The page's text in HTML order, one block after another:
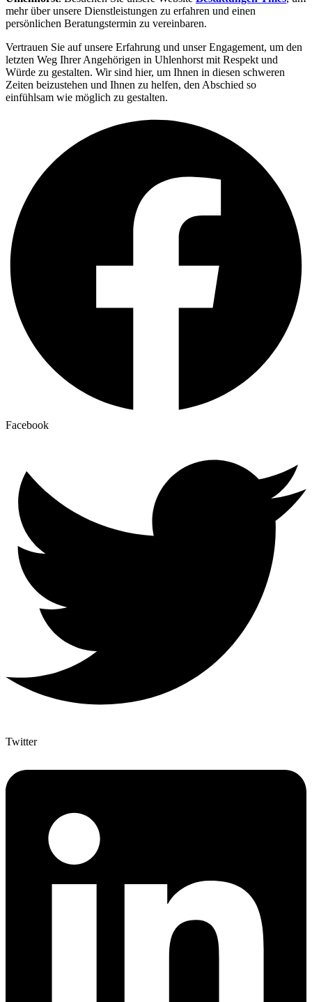
mehr über unsere Dienstleistungen zu erfahren und einen
persönlichen Beratungstermin zu vereinbaren.
Vertrauen Sie auf unsere Erfahrung und unser Engagement, um den
letzten Weg Ihrer Angehörigen in Uhlenhorst mit Respekt und
Würde zu gestalten. Wir sind hier, um Ihnen in diesen schweren
Zeiten beizustehen und Ihnen zu helfen, den Abschied so
einfühlsam wie möglich zu gestalten.
Facebook
Twitter